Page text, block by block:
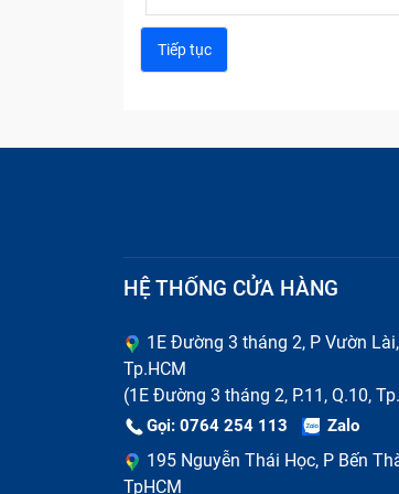
Nguyên nhân phổ
Có nhiều nguyên nhân khiến
Bảo Hành One thường gặp phải:
Do đã tới tuổi thọ của máy
Do bạn thường xuyên sử
HỆ THỐNG CỬA HÀNG
1E Đường 3 tháng 2, P Vườn
Tp.HCM
(1E Đường 3 tháng 2, P.11, Q.10,
Gọi: 0764 254 113 Zalo
195 Nguyễn Thái Học, P Bến
TpHCM